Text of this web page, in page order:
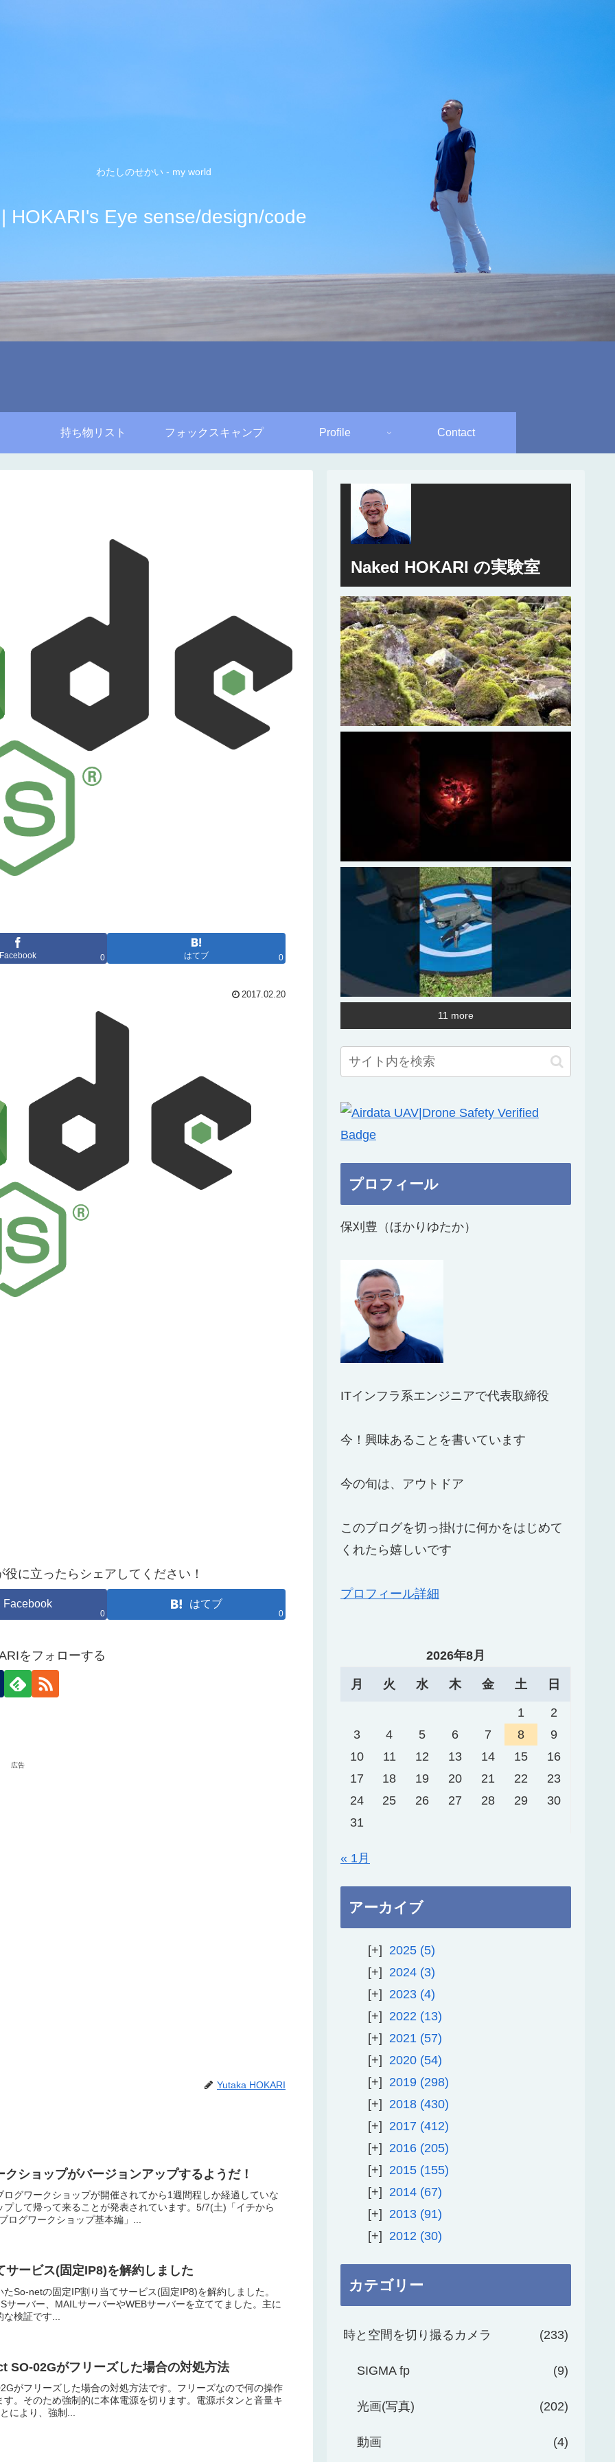
わたしのせかい - my world
| HOKARI's Eye sense/design/code
持ち物リスト フォックスキャンプ Profile Contact
Facebook 0 はてブ 0
2017.02.20
に立ったらシェアしてください！
Facebook
0
はてブ
0
をフォローする
広告
Yutaka HOKARI
ショップがバージョンアップするようだ！
グワークショップが開催されてから1週間程しか経過していな
して帰って来ることが発表されています。5/7(土)「イチから
ログワークショップ基本編」...
ービス(固定IP8)を解約しました
So-netの固定IP割り当てサービス(固定IP8)を解約しました。
サーバー、MAILサーバーやWEBサーバーを立ててました。主に
検証です...
SO-02Gがフリーズした場合の対処方法
がフリーズした場合の対処方法です。フリーズなので何の操作
。そのため強制的に本体電源を切ります。電源ボタンと音量キ
により、強制...
Naked HOKARI の実験室
11 more
プロフィール
保刈豊（ほかりゆたか）
ITインフラ系エンジニアで代表取締役
今！興味あることを書いています
今の旬は、アウトドア
このブログを切っ掛けに何かをはじめて
くれたら嬉しいです
プロフィール詳細
2026年8月
月 火 水 木 金 土 日
1
2
3
4 5 6 7 8
9
10
11 12 13 14 15
16
17
18 19 20 21 22
23
24
25 26 27 28 29
30
31
« 1月
アーカイブ
2025 5
2024 3
2023 4
2022
13
2021
57
2020 54
2019 298
2018 430
2017 412
2016 205
2015 155
2014 67
2013 91
2012
30
カテゴリー
時と空間を切り撮るカメラ 233
SIGMA fp 9
光画(写真) 202
動画 4